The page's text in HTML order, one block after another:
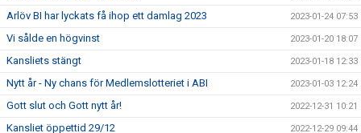
Arlöv BI har lyckats få ihop ett damlag 2023 2023-01-24 07:53
Vi sålde en högvinst 2023-01-20 18:07
Kansliets stängt 2023-01-18 12:33
Nytt år - Ny chans för Medlemslotteriet i ABI 2023-01-03 12:24
Gott slut och Gott nytt år! 2022-12-31 10:21
Kansliet öppettid 29/12 2022-12-29 09:44